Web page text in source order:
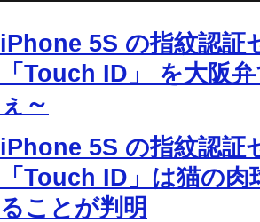
iPhone 5S の指紋認証
「Touch ID」 を大阪
ぇ～
iPhone 5S の指紋認証
「Touch ID」は猫の
ることが判明